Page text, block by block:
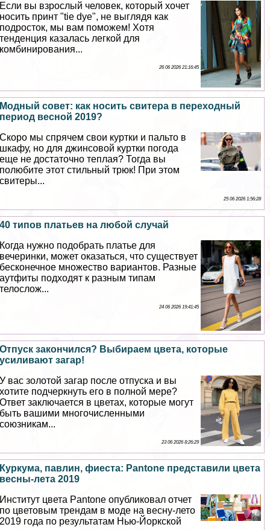
Если вы взрослый человек, который хочет
носить принт "tie dye", не выглядя как
подросток, мы вам поможем! Хотя
тенденция казалась легкой для
комбинирования...
26 06 2026 21:16:45
Модный совет: как носить свитера в переходный
период весной 2019?
Скоро мы спрячем свои куртки и пальто в
шкафу, но для джинсовой куртки погода
еще не достаточно теплая? Тогда вы
полюбите этот стильный трюк! При этом
свитеры...
25 06 2026 1:56:28
40 типов платьев на любой случай
Когда нужно подобрать платье для
вечеринки, может оказаться, что существует
бесконечное множество вариантов. Разные
аутфиты подходят к разным типам
телослож...
24 06 2026 19:41:45
Отпуск закончился? Выбираем цвета, которые
усиливают загар!
У вас золотой загар после отпуска и вы
хотите подчеркнуть его в полной мере?
Ответ заключается в цветах, которые могут
быть вашими многочисленными
союзникам...
23 06 2026 8:26:29
Куркума, павлин, фиеста: Pantone представили цвета
весны-лета 2019
Институт цвета Pantone опубликовал отчет
по цветовым трендам в моде на весну-лето
2019 года по результатам Нью-Йоркской